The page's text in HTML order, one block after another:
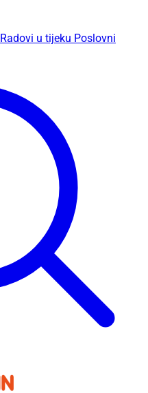
Radovi u tijeku Poslovni